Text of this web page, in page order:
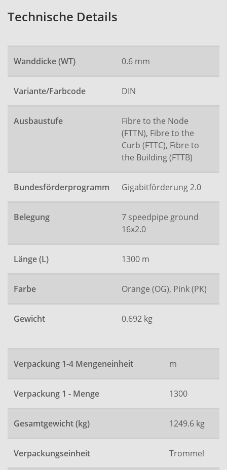
Technische Details
Wanddicke (WT) 0.6 mm
Variante/Farbcode DIN
Ausbaustufe
Fibre to the Node
(FTTN), Fibre to the
Curb (FTTC), Fibre to
the Building (FTTB)
Bundesförderprogramm Gigabitförderung 2.0
Belegung
7 speedpipe ground
16x2.0
Länge (L) 1300 m
Farbe Orange (OG), Pink (PK)
Gewicht 0.692 kg
Verpackung 1-4 Mengeneinheit m
Verpackung 1 - Menge 1300
Gesamtgewicht (kg) 1249.6 kg
Verpackungseinheit Trommel